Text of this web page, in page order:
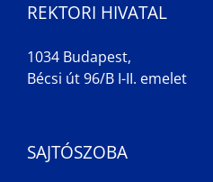
REKTORI HIVATAL
1034 Budapest,
Bécsi út 96/B I-II. emelet
SAJTÓSZOBA